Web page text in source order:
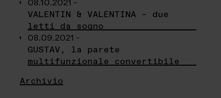
08.10.2021 -
VALENTIN & VALENTINA – due
letti da sogno
08.09.2021 -
GUSTAV, la parete
multifunzionale convertibile
Archivio